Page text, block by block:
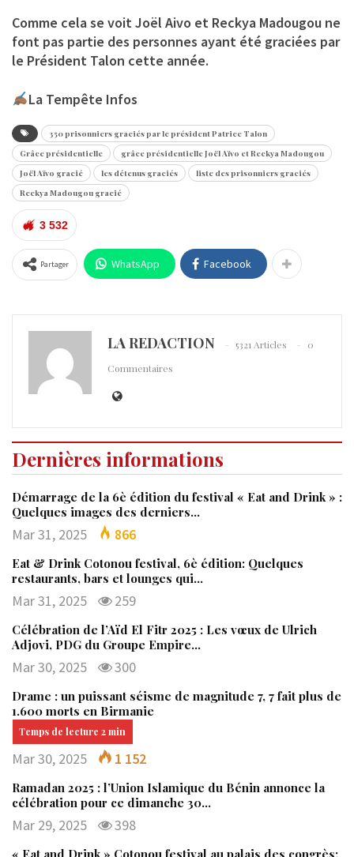
Comme cela se voit Joël Aivo et Reckya Madougou ne
font pas partie des personnes ayant été graciées par
le Président Talon cette année.
La Tempête Infos
350 prisonniers graciés par le président Patrice Talon
Grâce présidentielle
grâce présidentielle Joël Aïvo et Reckya Madougou
Joël Aïvo gracié
les détenus graciés
liste des prisonniers graciés
Reckya Madougou gracié
3 532
Partager WhatsApp Facebook
LA REDACTION 5321 Articles
0
Commentaires
Dernières informations
Démarrage de la 6è édition du festival « Eat and Drink » :
Quelques images des derniers…
Mar 31, 2025 866
Eat & Drink Cotonou festival, 6è édition: Quelques
restaurants, bars et lounges qui…
Mar 31, 2025 259
Célébration de l’Aïd El Fitr 2025 : Les vœux de Ulrich
Adjovi, PDG du Groupe Empire…
Mar 30, 2025 300
Drame : un puissant séisme de magnitude 7, 7 fait plus de
1.600 morts en Birmanie
Mar 30, 2025 1 152
Ramadan 2025 : l’Union Islamique du Bénin annonce la
célébration pour ce dimanche 30…
Mar 29, 2025 398
« Eat and Drink » Cotonou festival au palais des congrès: